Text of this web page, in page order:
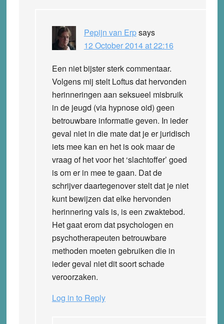
Pepijn van Erpsays
12 October 2014 at 22:16
Een niet bijster sterk commentaar.
Volgens mij stelt Loftus dat hervonden
herinneringen aan seksueel misbruik
in de jeugd (via hypnose oid) geen
betrouwbare informatie geven. In ieder
geval niet in die mate dat je er juridisch
iets mee kan en het is ook maar de
vraag of het voor het ‘slachtoffer’ goed
is om er in mee te gaan. Dat de
schrijver daartegenover stelt dat je niet
kunt bewijzen dat elke hervonden
herinnering vals is, is een zwaktebod.
Het gaat erom dat psychologen en
psychotherapeuten betrouwbare
methoden moeten gebruiken die in
ieder geval niet dit soort schade
veroorzaken.
Log in to Reply